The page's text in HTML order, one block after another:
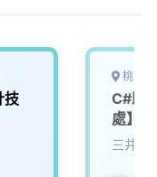
技
桃園
C#助
處】
三井資